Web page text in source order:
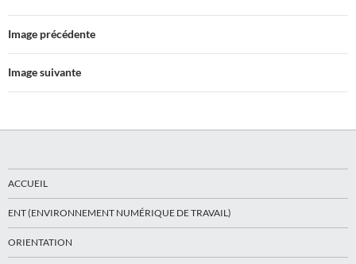
Image précédente
Image suivante
ACCUEIL
ENT (ENVIRONNEMENT NUMÉRIQUE DE TRAVAIL)
ORIENTATION